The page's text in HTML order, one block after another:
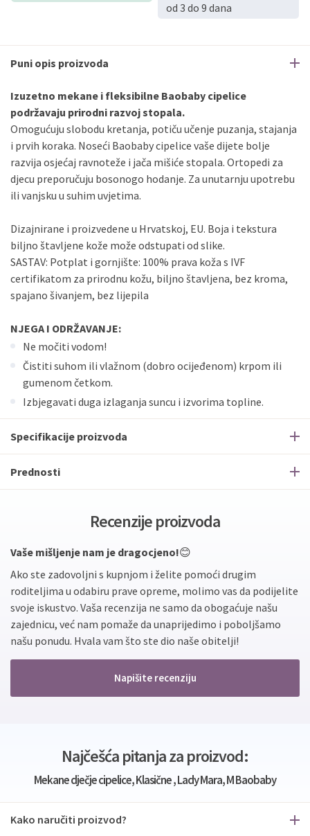
od 3 do 9 dana
Puni opis proizvoda
Izuzetno mekane i fleksibilne Baobaby cipelice
podržavaju prirodni razvoj stopala.
Omogućuju slobodu kretanja, potiču učenje puzanja, stajanja
i prvih koraka. Noseći Baobaby cipelice vaše dijete bolje
razvija osjećaj ravnoteže i jača mišiće stopala. Ortopedi za
djecu preporučuju bosonogo hodanje. Za unutarnju upotrebu
ili vanjsku u suhim uvjetima.
Dizajnirane i proizvedene u Hrvatskoj, EU. Boja i tekstura
biljno štavljene kože može odstupati od slike.
SASTAV: Potplat i gornjište: 100% prava koža s IVF
certifikatom za prirodnu kožu, biljno štavljena, bez kroma,
spajano šivanjem, bez lijepila
NJEGA I ODRŽAVANJE:
Ne močiti vodom!
Čistiti suhom ili vlažnom (dobro ocijeđenom) krpom ili
gumenom četkom.
Izbjegavati duga izlaganja suncu i izvorima topline.
Specifikacije proizvoda
Prednosti
Recenzije proizvoda
Vaše mišljenje nam je dragocjeno!😊
Ako ste zadovoljni s kupnjom i želite pomoći drugim
roditeljima u odabiru prave opreme, molimo vas da podijelite
svoje iskustvo. Vaša recenzija ne samo da obogaćuje našu
zajednicu, već nam pomaže da unaprijedimo i poboljšamo
našu ponudu. Hvala vam što ste dio naše obitelji!
Napišite recenziju
Najčešća pitanja za proizvod:
Mekane dječje cipelice, Klasične , Lady Mara, M Baobaby
Kako naručiti proizvod?